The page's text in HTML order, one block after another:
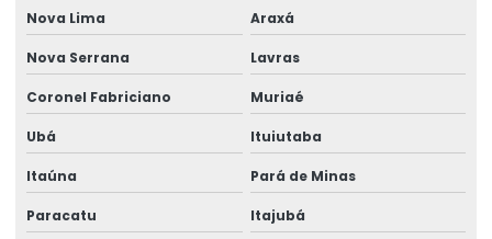
Nova Lima Araxá
Nova Serrana Lavras
Coronel Fabriciano Muriaé
Ubá Ituiutaba
Itaúna Pará de Minas
Paracatu Itajubá